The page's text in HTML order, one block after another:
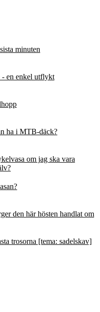
minuten
- en enkel utflykt
ha i MTB-däck?
om jag ska vara
den här hösten handlat om
trosorna [tema: sadelskav]